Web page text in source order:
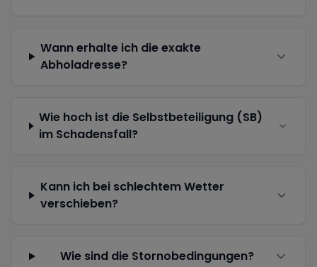
Wann erhalte ich die exakte
Abholadresse?
Wie hoch ist die Selbstbeteiligung (SB)
im Schadensfall?
Kann ich bei schlechtem Wetter
verschieben?
Wie sind die Stornobedingungen?